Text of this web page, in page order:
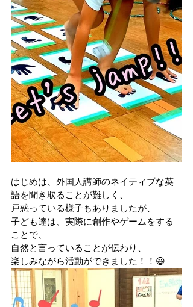
はじめは、外国人講師のネイティブな英
語を聞き取ることが難しく、
戸惑っている様子もありましたが、
子ども達は、実際に創作やゲームをする
ことで、
自然と言っていることが伝わり、
楽しみながら活動ができました！！😃